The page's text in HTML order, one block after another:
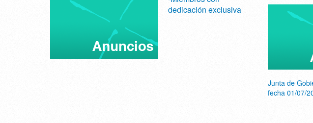
dedicación exclusiva
Junta de
fecha 01/07/